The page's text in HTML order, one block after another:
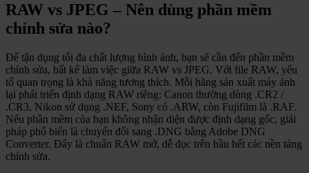
RAW vs JPEG – Nên dùng phần mềm
chỉnh sửa nào?
Để tận dụng tối đa chất lượng hình ảnh, bạn sẽ cần đến phần mềm
chỉnh sửa, bất kể làm việc giữa RAW vs JPEG. Với file RAW, yếu
tố quan trọng là khả năng tương thích. Mỗi hãng sản xuất máy ảnh
lại phát triển định dạng RAW riêng: Canon thường dùng .CR2 /
.CR3, Nikon sử dụng .NEF, Sony có .ARW, còn Fujifilm là .RAF.
Nếu phần mềm của bạn không nhận diện được định dạng gốc, giải
pháp phổ biến là chuyển đổi sang .DNG bằng Adobe DNG
Converter. Đây là chuẩn RAW mở, dễ đọc trên hầu hết các nền tảng
chỉnh sửa.